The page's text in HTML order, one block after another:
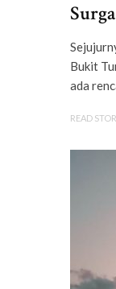
Bukit
ada
READ